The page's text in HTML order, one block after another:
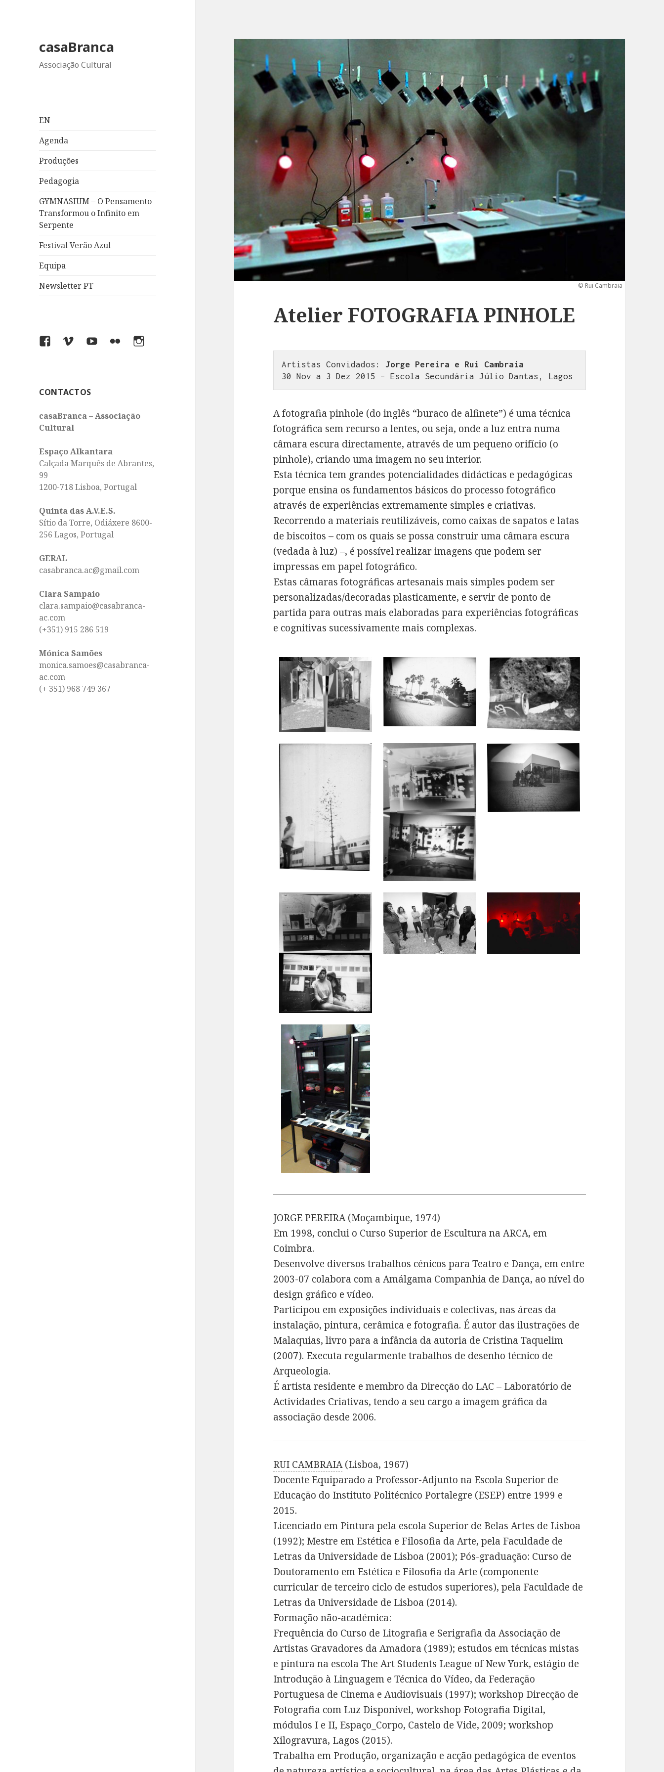
casaBranca
Associação Cultural
EN
Agenda
Produções
Pedagogia
GYMNASIUM – O Pensamento
Transformou o Infinito em
Serpente
Festival Verão Azul
Equipa
Newsletter PT
FacebookVimeoYou
FlickrInstagram
CONTACTOS
casaBranca – Associação
Cultural
Espaço Alkantara
Calçada Marquês de Abrantes,
99
1200-718 Lisboa, Portugal
Quinta das A.V.E.S.
Sítio da Torre, Odiáxere 8600-
256 Lagos, Portugal
GERAL
casabranca.ac@gmail.com
Clara Sampaio
clara.sampaio@casabranca-
ac.com
(+351) 915 286 519
Mónica Samões
monica.samoes@casabranca-
ac.com
(+ 351) 968 749 367
© Rui Cambraia
Atelier FOTOGRAFIA PINHOLE
Artistas Convidados: Jorge Pereira e Rui Cambraia
30 Nov a 3 Dez 2015 – Escola Secundária Júlio Dantas, Lagos
A fotografia pinhole (do inglês “buraco de alfinete”) é uma técnica
fotográfica sem recurso a lentes, ou seja, onde a luz entra numa
câmara escura directamente, através de um pequeno orifício (o
pinhole), criando uma imagem no seu interior.
Esta técnica tem grandes potencialidades didácticas e pedagógicas
porque ensina os fundamentos básicos do processo fotográfico
através de experiências extremamente simples e criativas.
Recorrendo a materiais reutilizáveis, como caixas de sapatos e latas
de biscoitos – com os quais se possa construir uma câmara escura
(vedada à luz) –, é possível realizar imagens que podem ser
impressas em papel fotográfico.
Estas câmaras fotográficas artesanais mais simples podem ser
personalizadas/decoradas plasticamente, e servir de ponto de
partida para outras mais elaboradas para experiências fotográficas
e cognitivas sucessivamente mais complexas.
JORGE PEREIRA (Moçambique, 1974)
Em 1998, conclui o Curso Superior de Escultura na ARCA, em
Coimbra.
Desenvolve diversos trabalhos cénicos para Teatro e Dança, em entre
2003-07 colabora com a Amálgama Companhia de Dança, ao nível do
design gráfico e vídeo.
Participou em exposições individuais e colectivas, nas áreas da
instalação, pintura, cerâmica e fotografia. É autor das ilustrações de
Malaquias, livro para a infância da autoria de Cristina Taquelim
(2007). Executa regularmente trabalhos de desenho técnico de
Arqueologia.
É artista residente e membro da Direcção do LAC – Laboratório de
Actividades Criativas, tendo a seu cargo a imagem gráfica da
associação desde 2006.
RUI CAMBRAIA(Lisboa, 1967)
Docente Equiparado a Professor-Adjunto na Escola Superior de
Educação do Instituto Politécnico Portalegre (ESEP) entre 1999 e
2015.
Licenciado em Pintura pela escola Superior de Belas Artes de Lisboa
(1992); Mestre em Estética e Filosofia da Arte, pela Faculdade de
Letras da Universidade de Lisboa (2001); Pós-graduação: Curso de
Doutoramento em Estética e Filosofia da Arte (componente
curricular de terceiro ciclo de estudos superiores), pela Faculdade de
Letras da Universidade de Lisboa (2014).
Formação não-académica:
Frequência do Curso de Litografia e Serigrafia da Associação de
Artistas Gravadores da Amadora (1989); estudos em técnicas mistas
e pintura na escola The Art Students League of New York, estágio de
Introdução à Linguagem e Técnica do Vídeo, da Federação
Portuguesa de Cinema e Audiovisuais (1997); workshop Direcção de
Fotografia com Luz Disponível, workshop Fotografia Digital,
módulos I e II, Espaço_Corpo, Castelo de Vide, 2009; workshop
Xilogravura, Lagos (2015).
Trabalha em Produção, organização e acção pedagógica de eventos